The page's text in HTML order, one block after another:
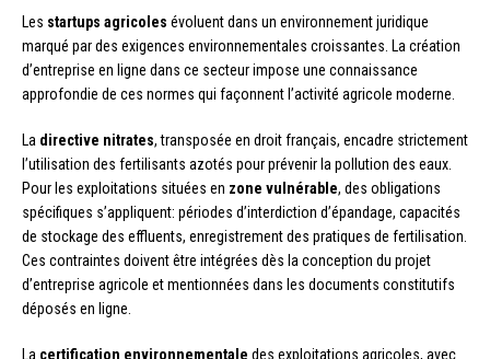
Les startups agricoles évoluent dans un environnement juridique
marqué par des exigences environnementales croissantes. La création
d’entreprise en ligne dans ce secteur impose une connaissance
approfondie de ces normes qui façonnent l’activité agricole moderne.
La directive nitrates, transposée en droit français, encadre strictement
l’utilisation des fertilisants azotés pour prévenir la pollution des eaux.
Pour les exploitations situées en zone vulnérable, des obligations
spécifiques s’appliquent: périodes d’interdiction d’épandage, capacités
de stockage des effluents, enregistrement des pratiques de fertilisation.
Ces contraintes doivent être intégrées dès la conception du projet
d’entreprise agricole et mentionnées dans les documents constitutifs
déposés en ligne.
La certification environnementale des exploitations agricoles, avec